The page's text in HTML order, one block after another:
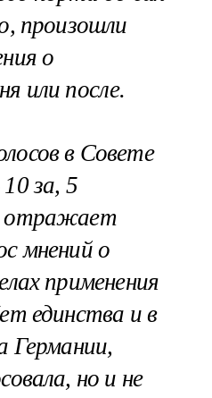
произошли
о
или после.
в Совете
за, 5
отражает
мнений о
применения
единства и в
Германии,
но и не